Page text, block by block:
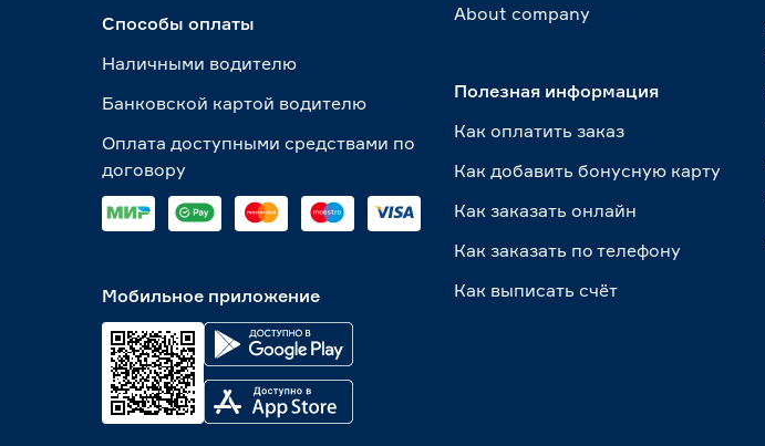
Способы оплаты
Наличными водителю
Банковской картой водителю
Оплата доступными средствами по
договору
Мобильное приложение
About сompany
Полезная информация
Как оплатить заказ
Как добавить бонусную карту
Как заказать онлайн
Как заказать по телефону
Как выписать счёт